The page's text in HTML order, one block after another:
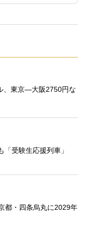
、東京―大阪2750円な
受験生応援列車」
都・四条烏丸に2029年